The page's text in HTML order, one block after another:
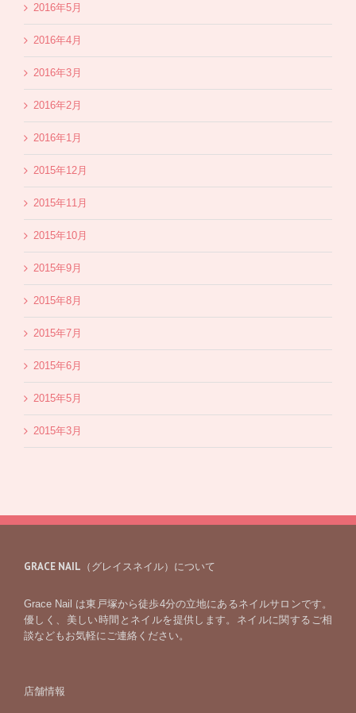
2016年5月
2016年4月
2016年3月
2016年2月
2016年1月
2015年12月
2015年11月
2015年10月
2015年9月
2015年8月
2015年7月
2015年6月
2015年5月
2015年3月
GRACE NAIL（グレイスネイル）について
Grace Nail は東戸塚から徒歩4分の立地にあるネイルサロンです。
優しく、美しい時間とネイルを提供します。ネイルに関するご相
談などもお気軽にご連絡ください。
店舗情報